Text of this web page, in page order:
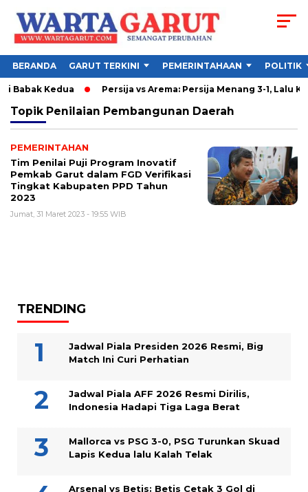
BERANDA GARUT TERKINI PEMERINTAHAAN POLITIK
Babak Kedua Persija vs Arema: Persija Menang 3-1, Lalu
Topik Penilaian Pembangunan Daerah
PEMERINTAHAN
Tim Penilai Puji Program Inovatif
Pemkab Garut dalam FGD Verifikasi
Tingkat Kabupaten PPD Tahun
2023
Jumat, 31 Maret 2023 - 19:55 WIB
TRENDING
Jadwal Piala Presiden 2026 Resmi, Big
Match Ini Curi Perhatian
Jadwal Piala AFF 2026 Resmi Dirilis,
Indonesia Hadapi Tiga Laga Berat
Mallorca vs PSG 3-0, PSG Turunkan Skuad
Lapis Kedua lalu Kalah Telak
Arsenal vs Betis: Betis Cetak 3 Gol di